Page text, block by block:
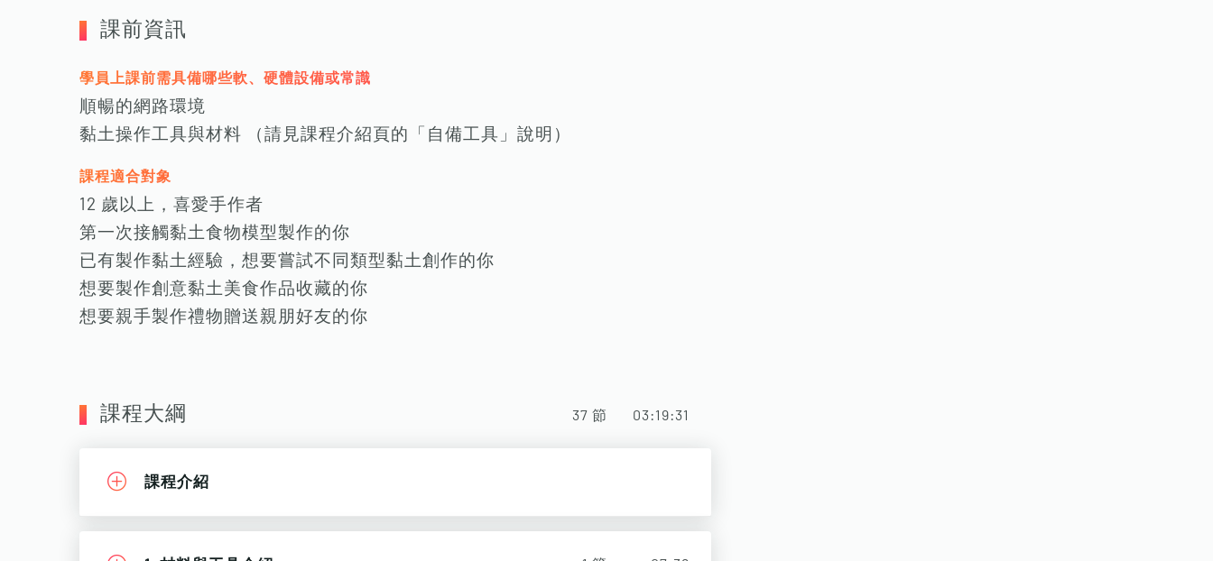
課前資訊
學員上課前需具備哪些軟、硬體設備或常識
順暢的網路環境
黏土操作工具與材料 （請見課程介紹頁的「自備工具」說明）
課程適合對象
12 歲以上，喜愛手作者
第一次接觸黏土食物模型製作的你
已有製作黏土經驗，想要嘗試不同類型黏土創作的你
想要製作創意黏土美食作品收藏的你
想要親手製作禮物贈送親朋好友的你
課程大綱 37 節 03:19:31
課程介紹